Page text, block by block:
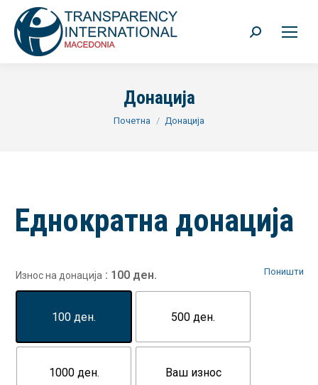
Search:
Донација
You are here:
Почетна Донација
Еднократна донација
Износ на донација : 100 ден.
100 ден. 500 ден.
1000 ден. Ваш износ
Поништи